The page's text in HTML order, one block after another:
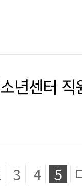
년센터
3 4 5